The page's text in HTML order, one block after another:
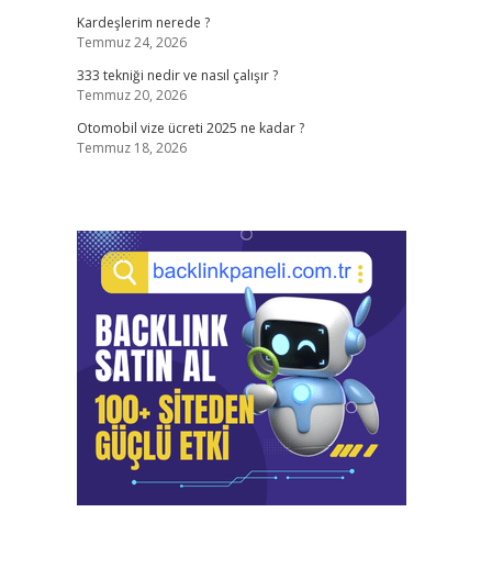
Kardeşlerim nerede ?
Temmuz 24, 2026
333 tekniği nedir ve nasıl çalışır ?
Temmuz 20, 2026
Otomobil vize ücreti 2025 ne kadar ?
Temmuz 18, 2026